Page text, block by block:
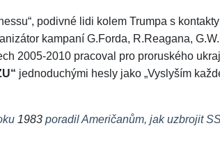
podivné lidi kolem Trumpa s
kampaní G.Forda, R.Reagana,
2005-2010 pracoval pro proruského
jednoduchými hesly jako „Vyslyším
1983 poradil Američanům, jak uzbrojit